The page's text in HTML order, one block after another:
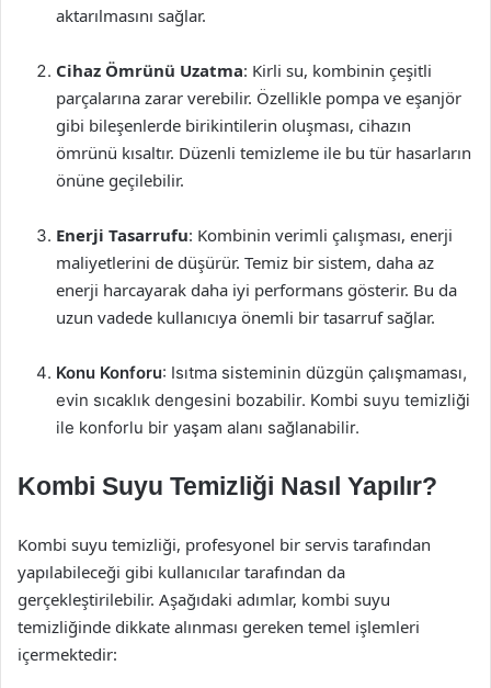
aktarılmasını sağlar.
Cihaz Ömrünü Uzatma: Kirli su, kombinin çeşitli
parçalarına zarar verebilir. Özellikle pompa ve eşanjör
gibi bileşenlerde birikintilerin oluşması, cihazın
ömrünü kısaltır. Düzenli temizleme ile bu tür hasarların
önüne geçilebilir.
Enerji Tasarrufu: Kombinin verimli çalışması, enerji
maliyetlerini de düşürür. Temiz bir sistem, daha az
enerji harcayarak daha iyi performans gösterir. Bu da
uzun vadede kullanıcıya önemli bir tasarruf sağlar.
Konu Konforu: Isıtma sisteminin düzgün çalışmaması,
evin sıcaklık dengesini bozabilir. Kombi suyu temizliği
ile konforlu bir yaşam alanı sağlanabilir.
Kombi Suyu Temizliği Nasıl Yapılır?
Kombi suyu temizliği, profesyonel bir servis tarafından
yapılabileceği gibi kullanıcılar tarafından da
gerçekleştirilebilir. Aşağıdaki adımlar, kombi suyu
temizliğinde dikkate alınması gereken temel işlemleri
içermektedir: